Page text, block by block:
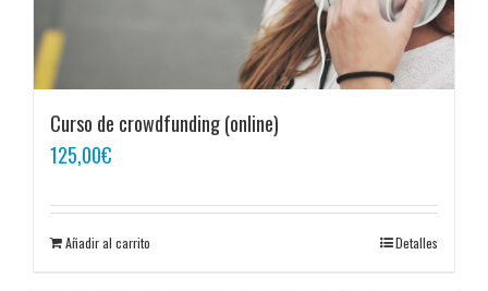
Curso de crowdfunding (online)
125,00€
Añadir al carrito Detalles